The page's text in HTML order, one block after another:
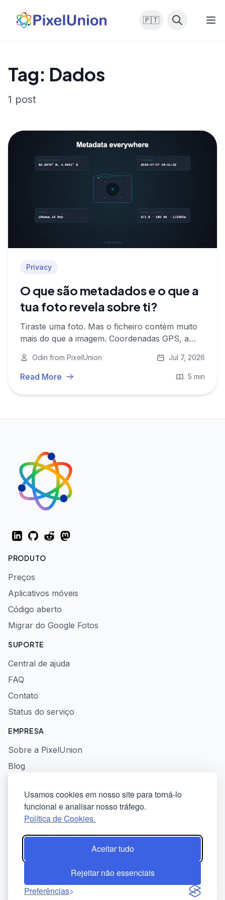
Usamos cookies em nosso site para torná-lo
funcional e analisar nosso tráfego.
Política de Cookies.
Aceitar tudo
Rejeitar não essenciais
Preferências
🇵🇹
Tag: Dados
1 post
Privacy
O que são metadados e o que a
tua foto revela sobre ti?
Tiraste uma foto. Mas o ficheiro contém muito
mais do que a imagem. Coordenadas GPS, a
— tudo integrado automaticamente. Aqui está o
que são metadados e por que isso importa.
Odin from PixelUnion Jul 7, 2026
Read More 5 min
LinkedInGitHubRedditMastodon
PRODUTO
Preços
Aplicativos móveis
Código aberto
Migrar do Google Fotos
SUPORTE
Central de ajuda
FAQ
Contato
Status do serviço
EMPRESA
Sobre a PixelUnion
Blog
Política de privacidade
Termos de serviço
© 2026 PixelUnion - Liberte suas fotos das plataformas
tecnológicas americanas. All rights reserved.